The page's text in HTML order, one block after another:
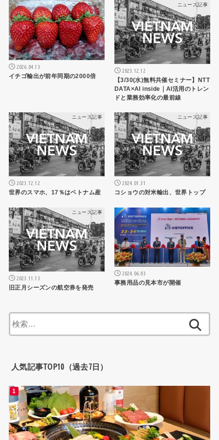
ニュース記事
2026.04.13
イチゴ輸出が前年同期の2000倍
ニュース記事
2023.12.12
【3/30(水)無料共催セミナー】NTT
DATA×AI inside｜AI活用のトレン
ドと業務効率化の最前線
ニュース記事
2023.12.12
世界のスマホ、17％はベトナム産
ニュース記事
2024.01.31
コショウの対米輸出、世界トップ
ニュース記事
2023.11.13
旧正月シーズンの航空券を発売
ニュース記事
2024.06.03
事務用品の見本市が開催
索:
人気記事TOP10（過去7日）